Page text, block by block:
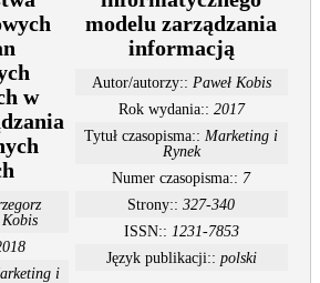
w
i
modelu zarządzania
informacją
Autor/autorzy:: Paweł Kobis
Rok wydania:: 2017
Tytuł czasopisma:: Marketing i
Rynek
Numer czasopisma:: 7
Strony:: 327-340
ISSN:: 1231-7853
Język publikacji:: polski